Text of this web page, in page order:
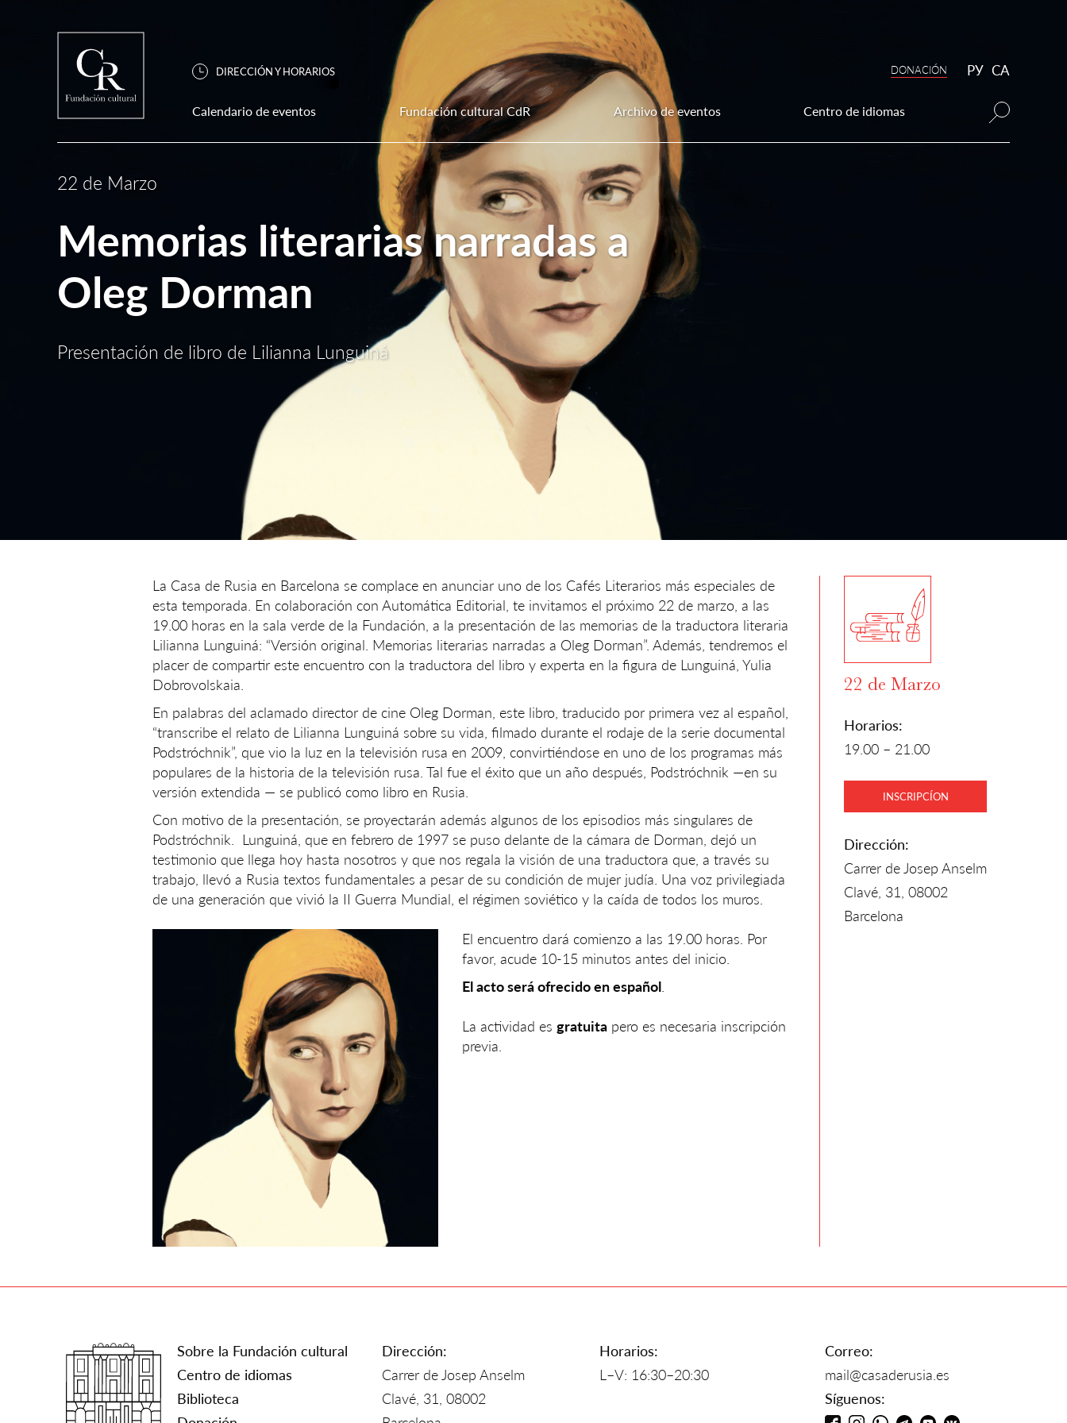
DIRECCIÓN Y HORARIOS DONAСIÓN РУ CA
Calendario de eventos Fundación cultural CdR Archivo de eventos Centro de idiomas
22 de Marzo
Memorias literarias narradas a
Oleg Dorman
Presentación de libro de Lilianna Lunguiná
La Casa de Rusia en Barcelona se complace en anunciar uno de los Cafés Literarios más especiales de
esta temporada. En colaboración con Automática Editorial, te invitamos el próximo 22 de marzo, a las
19.00 horas en la sala verde de la Fundación, a la presentación de las memorias de la traductora literaria
Lilianna Lunguiná: “Versión original. Memorias literarias narradas a Oleg Dorman”. Además, tendremos el
placer de compartir este encuentro con la traductora del libro y experta en la figura de Lunguiná, Yulia
Dobrovolskaia.
En palabras del aclamado director de cine Oleg Dorman, este libro, traducido por primera vez al español,
“transcribe el relato de Lilianna Lunguiná sobre su vida, filmado durante el rodaje de la serie documental
Podstróchnik”, que vio la luz en la televisión rusa en 2009, convirtiéndose en uno de los programas más
populares de la historia de la televisión rusa. Tal fue el éxito que un año después, Podstróchnik —en su
versión extendida — se publicó como libro en Rusia.
Con motivo de la presentación, se proyectarán además algunos de los episodios más singulares de
Podstróchnik. Lunguiná, que en febrero de 1997 se puso delante de la cámara de Dorman, dejó un
testimonio que llega hoy hasta nosotros y que nos regala la visión de una traductora que, a través su
trabajo, llevó a Rusia textos fundamentales a pesar de su condición de mujer judía. Una voz privilegiada
de una generación que vivió la II Guerra Mundial, el régimen soviético y la caída de todos los muros.
El encuentro dará comienzo a las 19.00 horas. Por
favor, acude 10-15 minutos antes del inicio.
El acto será ofrecido en español
La actividad es gratuita pero es necesaria inscripción
previa.
22 de Marzo
Horarios:
19.00 – 21.00
INSCRIPCÍON
Dirección:
Carrer de Josep Anselm
Clavé, 31, 08002
Barcelona
Sobre la Fundación cultural
Centro de idiomas
Biblioteca
Dirección:
Carrer de Josep Anselm
Clavé, 31, 08002
Horarios:
L–V: 16:30–20:30
Correo:
mail@casaderusia.es
Síguenos: